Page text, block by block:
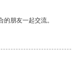
朋友一起交流。